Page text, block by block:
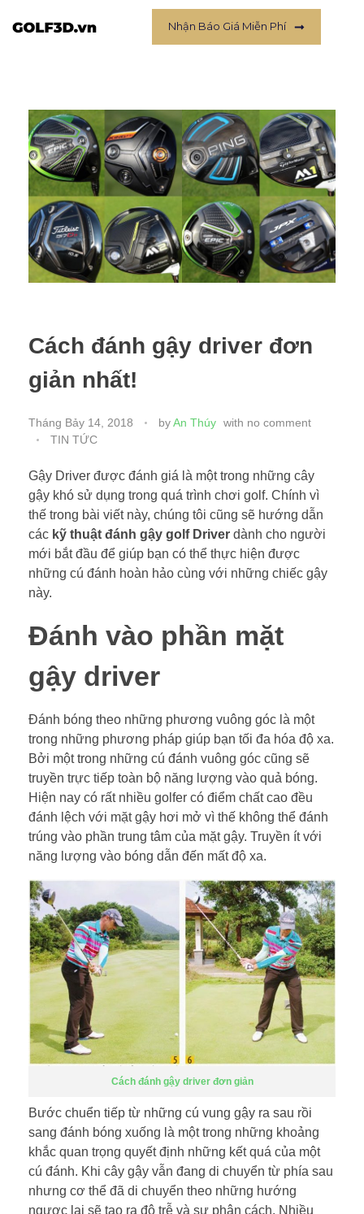
Nhận Báo Giá Miễn Phí
Cách đánh gậy driver đơn
giản nhất!
Tháng Bảy 14, 2018 byAn Thúy with no comment
TIN TỨC
Gậy Driver được đánh giá là một trong những cây
gậy khó sử dụng trong quá trình chơi golf. Chính vì
thế trong bài viết này, chúng tôi cũng sẽ hướng dẫn
các kỹ thuật đánh gậy golf Driver dành cho người
mới bắt đầu để giúp bạn có thể thực hiện được
những cú đánh hoàn hảo cùng với những chiếc gậy
này.
Đánh vào phần mặt
gậy driver
Đánh bóng theo những phương vuông góc là một
trong những phương pháp giúp bạn tối đa hóa độ xa.
Bởi một trong những cú đánh vuông góc cũng sẽ
truyền trực tiếp toàn bộ năng lượng vào quả bóng.
Hiện nay có rất nhiều golfer có điểm chất cao đều
đánh lệch với mặt gậy hơi mở vì thế không thể đánh
trúng vào phần trung tâm của mặt gậy. Truyền ít với
năng lượng vào bóng dẫn đến mất độ xa.
Cách đánh gậy driver đơn giản
Bước chuển tiếp từ những cú vung gậy ra sau rồi
sang đánh bóng xuống là một trong những khoảng
khắc quan trọng quyết định những kết quá của một
cú đánh. Khi cây gậy vẫn đang di chuyển từ phía sau
nhưng cơ thể đã di chuyển theo những hướng
ngược lại sẽ tạo ra độ trễ và sự phân cách. Nhiều